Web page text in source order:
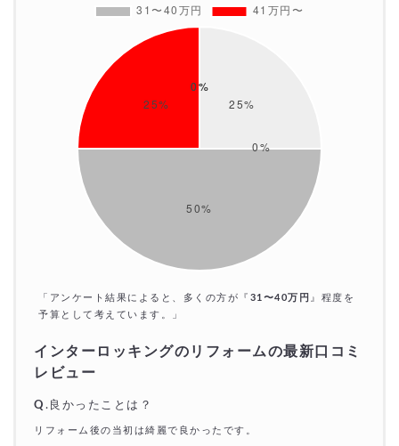
「アンケート結果によると、多くの方が『 31〜40万円 』程度を
予算として考えています。」
インターロッキングのリフォームの最新口コミ
レビュー
Q .良かったことは？
リフォーム後の当初は綺麗で良かったです。